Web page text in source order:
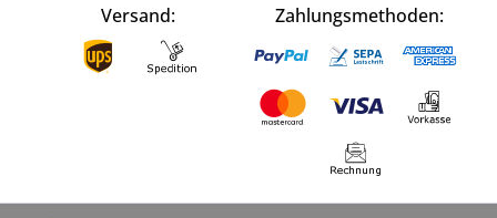
Versand: Zahlungsmethoden: